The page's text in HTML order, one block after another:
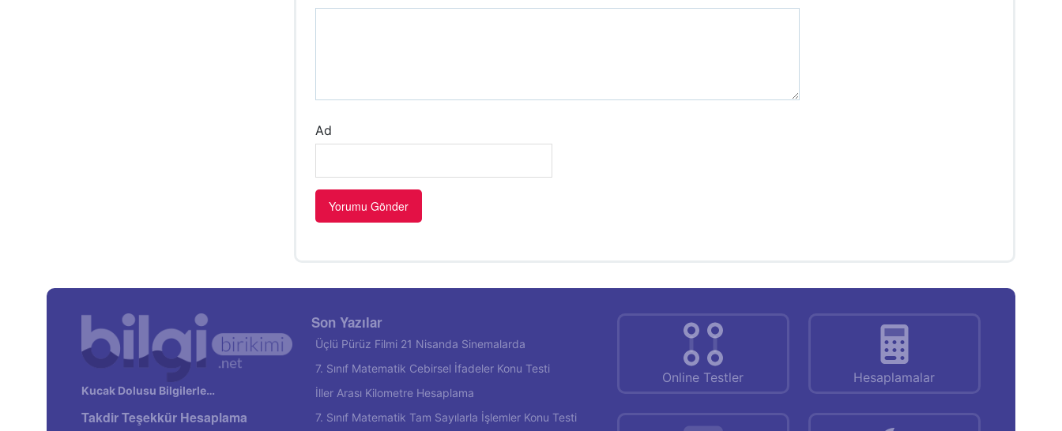
Ad
Kucak Dolusu Bilgilerle…
Takdir Teşekkür Hesaplama
Son Yazılar
Üçlü Pürüz Filmi 21 Nisanda Sinemalarda
7. Sınıf Matematik Cebirsel İfadeler Konu Testi
İller Arası Kilometre Hesaplama
7. Sınıf Matematik Tam Sayılarla İşlemler Konu Testi
Online Testler Hesaplamalar